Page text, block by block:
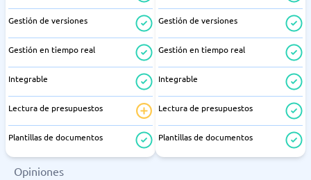
Gestión de versiones
Gestión en tiempo real
Integrable
Lectura de presupuestos
Plantillas de documentos
Gestión de versiones
Gestión en tiempo real
Integrable
Lectura de presupuestos
Plantillas de documentos
Opiniones